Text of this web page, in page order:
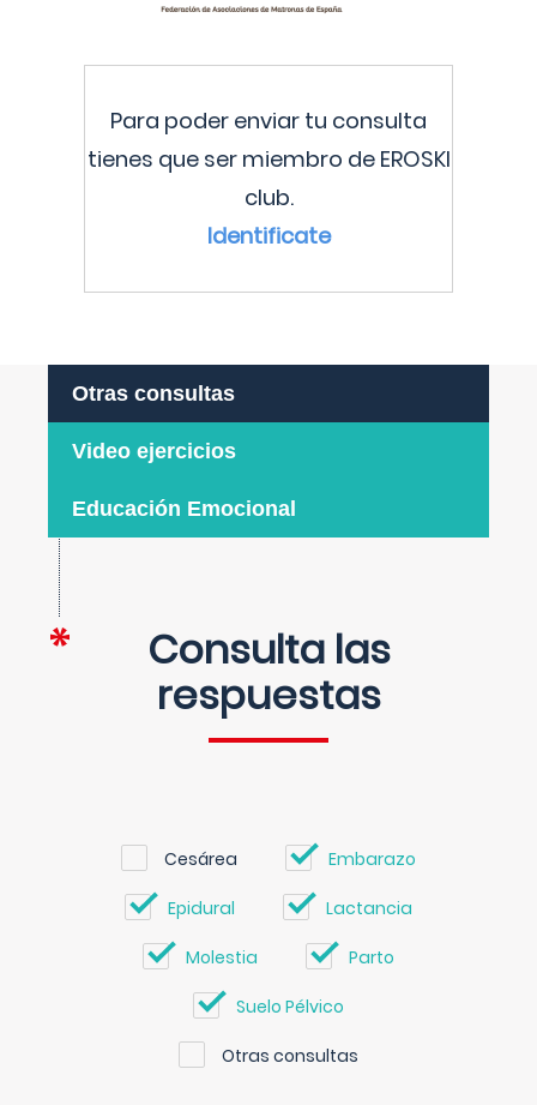
Para poder enviar tu consulta
tienes que ser miembro de EROSKI
club.
Identificate
Otras consultas
Video ejercicios
Educación Emocional
Consulta las
respuestas
Cesárea Embarazo
Epidural Lactancia
Molestia Parto
Suelo Pélvico
Otras consultas